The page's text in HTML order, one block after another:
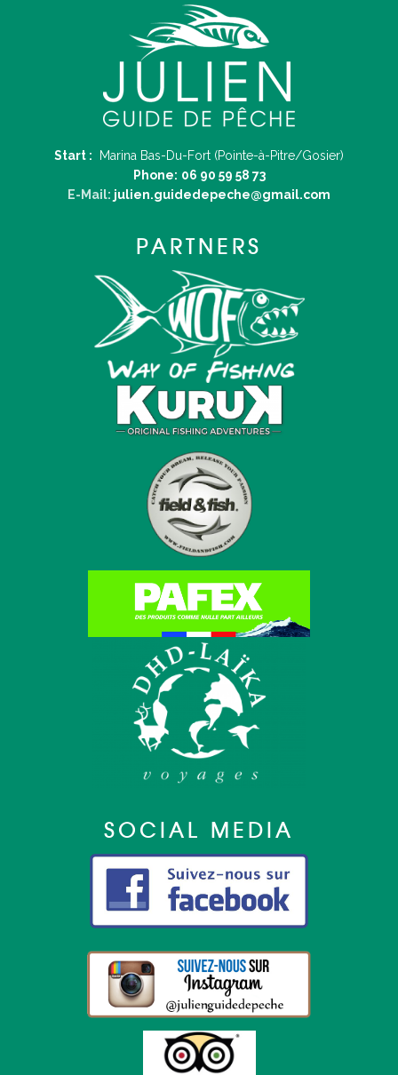
Start :
Marina Bas-Du-Fort (Pointe-à-Pitre/Gosier)
Phone: 06 90 59 58 73
E-Mail: julien.guidedepeche@gmail.com
PARTNERS
SOCIAL MEDIA